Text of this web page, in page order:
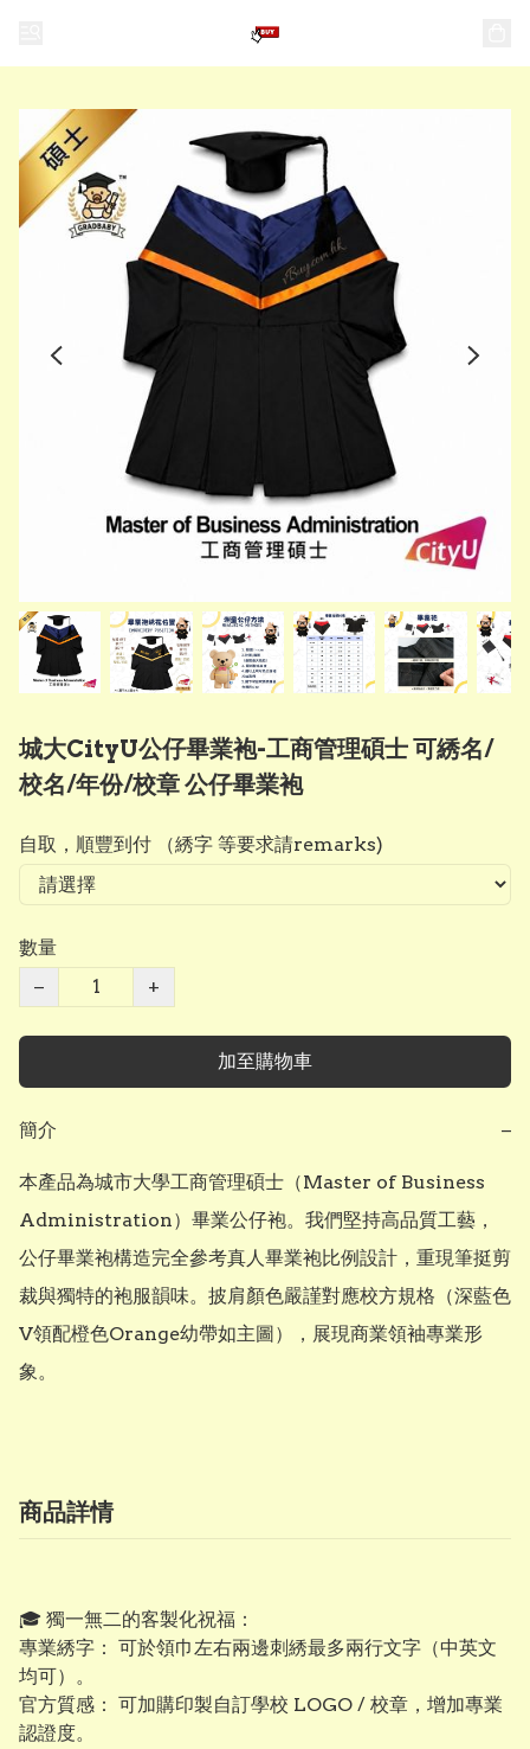
城大CityU公仔畢業袍-工商管理碩士 可綉名/
校名/年份/校章 公仔畢業袍
自取，順豐到付 （綉字 等要求請remarks)
數量
−
+
加至購物車
簡介 −
本產品為城市大學工商管理碩士（Master of Business
Administration）畢業公仔袍。我們堅持高品質工藝，
公仔畢業袍構造完全參考真人畢業袍比例設計，重現筆挺剪
裁與獨特的袍服韻味。披肩顏色嚴謹對應校方規格（深藍色
V領配橙色Orange幼帶如主圖），展現商業領袖專業形
象。
商品詳情
​🎓 獨一無二的客製化祝福：
專業綉字： 可於領巾左右兩邊刺綉最多兩行文字（中英文
均可）。
​官方質感： 可加購印製自訂學校 LOGO / 校章，增加專業
認證度。